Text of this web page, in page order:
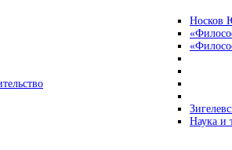
Носков
Наука и